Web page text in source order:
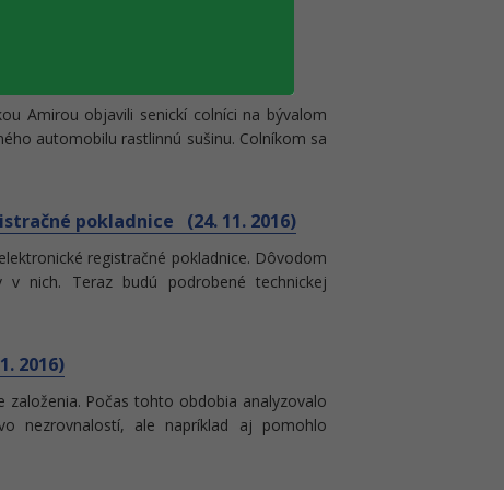
Amirou objavili senickí colníci na bývalom
automobilu rastlinnú sušinu. Colníkom sa
pokladnice (24. 11. 2016)
registračné pokladnice. Dôvodom
nich. Teraz budú podrobené technickej
2016)
Počas tohto obdobia analyzovalo
nezrovnalostí, ale napríklad aj pomohlo